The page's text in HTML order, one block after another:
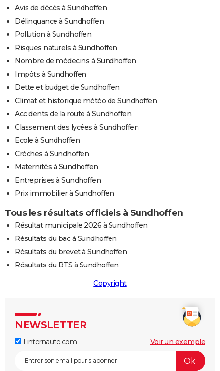
Avis de décès à Sundhoffen
Délinquance à Sundhoffen
Pollution à Sundhoffen
Risques naturels à Sundhoffen
Nombre de médecins à Sundhoffen
Impôts à Sundhoffen
Dette et budget de Sundhoffen
Climat et historique météo de Sundhoffen
Accidents de la route à Sundhoffen
Classement des lycées à Sundhoffen
Ecole à Sundhoffen
Crèches à Sundhoffen
Maternités à Sundhoffen
Entreprises à Sundhoffen
Prix immobilier à Sundhoffen
Tous les résultats officiels à Sundhoffen
Résultat municipale 2026 à Sundhoffen
Résultats du bac à Sundhoffen
Résultats du brevet à Sundhoffen
Résultats du BTS à Sundhoffen
Copyright
NEWSLETTER
Linternaute.com Voir un exemple